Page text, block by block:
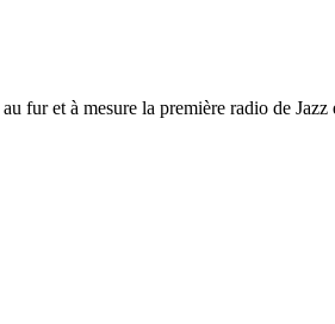
fur et à mesure la première radio de